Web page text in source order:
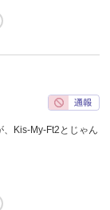
Kis-My-Ft2とじゃん